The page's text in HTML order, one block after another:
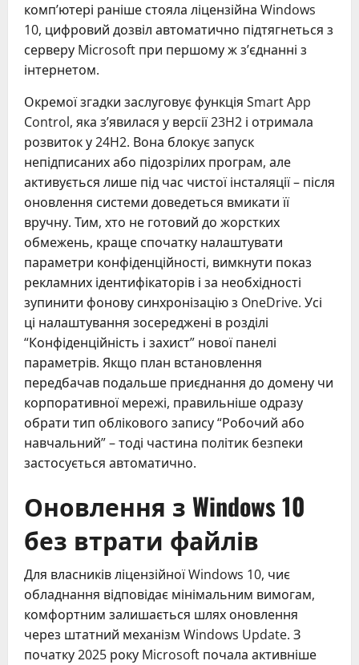
комп’ютері раніше стояла ліцензійна Windows
10, цифровий дозвіл автоматично підтягнеться з
серверу Microsoft при першому ж з’єднанні з
інтернетом.
Окремої згадки заслуговує функція Smart App
Control, яка з’явилася у версії 23H2 і отримала
розвиток у 24H2. Вона блокує запуск
непідписаних або підозрілих програм, але
активується лише під час чистої інсталяції – після
оновлення системи доведеться вмикати її
вручну. Тим, хто не готовий до жорстких
обмежень, краще спочатку налаштувати
параметри конфіденційності, вимкнути показ
рекламних ідентифікаторів і за необхідності
зупинити фонову синхронізацію з OneDrive. Усі
ці налаштування зосереджені в розділі
“Конфіденційність і захист” нової панелі
параметрів. Якщо план встановлення
передбачав подальше приєднання до домену чи
корпоративної мережі, правильніше одразу
обрати тип облікового запису “Робочий або
навчальний” – тоді частина політик безпеки
застосується автоматично.
Оновлення з Windows 10
без втрати файлів
Для власників ліцензійної Windows 10, чиє
обладнання відповідає мінімальним вимогам,
комфортним залишається шлях оновлення
через штатний механізм Windows Update. З
початку 2025 року Microsoft почала активніше